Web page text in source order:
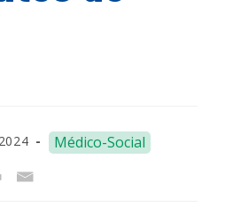
Médico-Social